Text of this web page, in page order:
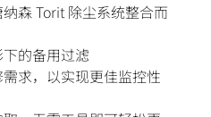
森 Torit 除尘系统整合而
的备用过滤
求，以实现更佳监控性